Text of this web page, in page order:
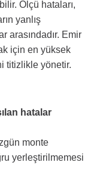
Ölçü hataları,
yanlış
arasındadır. Emir
için en yüksek
titizlikle yönetir.
hatalar
monte
yerleştirilmemesi